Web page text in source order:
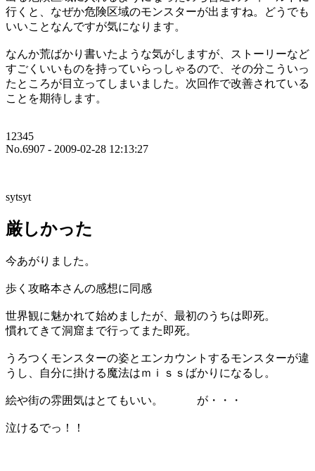
行くと、なぜか危険区域のモンスターが出ますね。どうでも
いいことなんですが気になります。
なんか荒ばかり書いたような気がしますが、ストーリーなど
すごくいいものを持っていらっしゃるので、その分こういっ
たところが目立ってしまいました。次回作で改善されている
ことを期待します。
12345
No.6907 - 2009-02-28 12:13:27
sytsyt
厳しかった
今あがりました。
歩く攻略本さんの感想に同感
世界観に魅かれて始めましたが、最初のうちは即死。
慣れてきて洞窟まで行ってまた即死。
うろつくモンスターの姿とエンカウントするモンスターが違
うし、自分に掛ける魔法はｍｉｓｓばかりになるし。
絵や街の雰囲気はとてもいい。 が・・・
泣けるでっ！！